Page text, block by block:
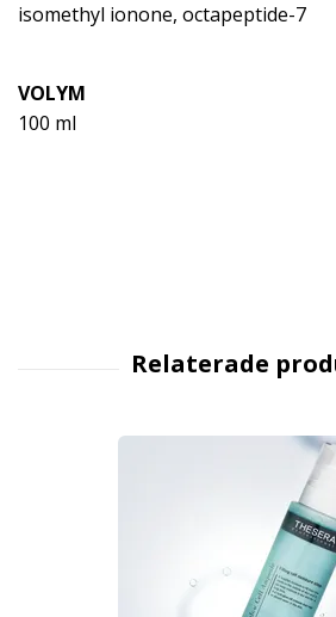
isomethyl ionone, octapeptide-7
VOLYM
100 ml